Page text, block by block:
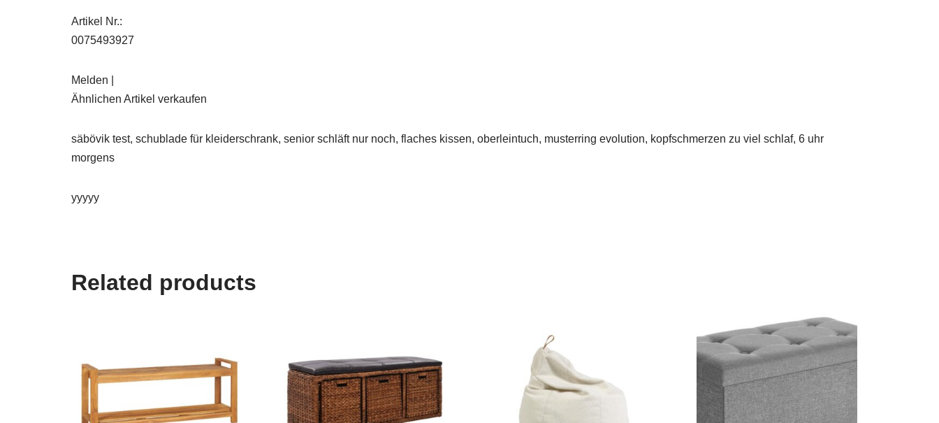
Artikel Nr.:
0075493927
Melden |
Ähnlichen Artikel verkaufen
säbövik test, schublade für kleiderschrank, senior schläft nur noch, flaches kissen, oberleintuch, musterring evolution, kopfschmerzen zu viel schlaf, 6 uhr
morgens
yyyyy
Related products